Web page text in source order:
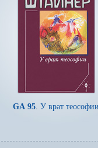
GA 95. У врат